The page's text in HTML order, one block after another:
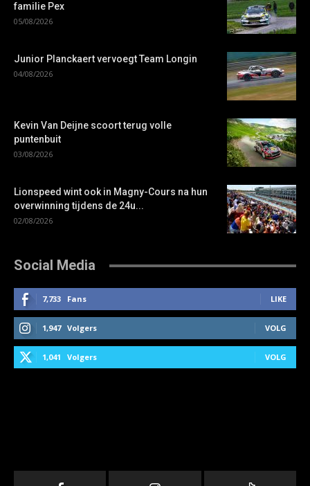
familie Pex
05/08/2026
Junior Planckaert vervoegt Team Longin
04/08/2026
Kevin Van Deijne scoort terug volle
puntenbuit
03/08/2026
Lionspeed wint ook in Magny-Cours na hun
overwinning tijdens de 24u...
02/08/2026
Social Media
7,733 Fans LIKE
1,947 Volgers VOLG
1,041 Volgers VOLG